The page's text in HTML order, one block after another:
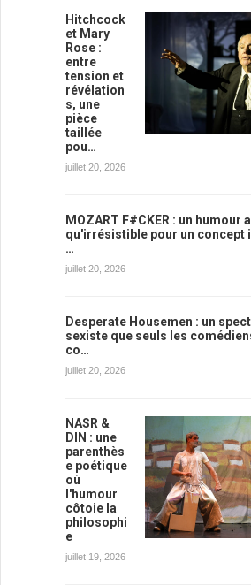
Hitchcock
et Mary
Rose :
entre
tension et
révélation
s, une
pièce
taillée
pou…
juillet 20, 2026
MOZART F#CKER : un humour
qu'irrésistible pour un concept
…
juillet 20, 2026
Desperate Housemen : un
sexiste que seuls les
co…
juillet 20, 2026
NASR &
DIN : une
parenthès
e poétique
où
l'humour
côtoie la
philosophi
e
juillet 19, 2026